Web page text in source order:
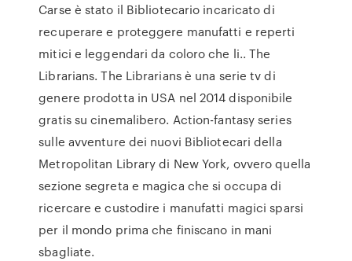
Carse è stato il Bibliotecario incaricato di
recuperare e proteggere manufatti e reperti
mitici e leggendari da coloro che li.. The
Librarians. The Librarians è una serie tv di
genere prodotta in USA nel 2014 disponibile
gratis su cinemalibero. Action-fantasy series
sulle avventure dei nuovi Bibliotecari della
Metropolitan Library di New York, ovvero quella
sezione segreta e magica che si occupa di
ricercare e custodire i manufatti magici sparsi
per il mondo prima che finiscano in mani
sbagliate.